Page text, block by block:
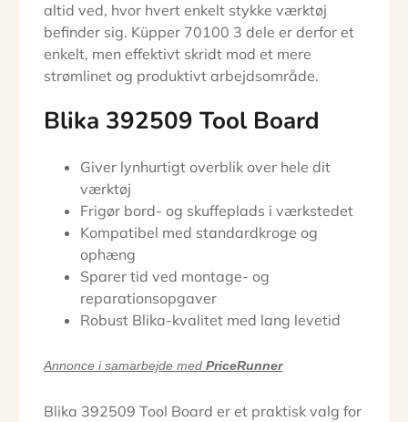
altid ved, hvor hvert enkelt stykke værktøj
befinder sig. Küpper 70100 3 dele er derfor et
enkelt, men effektivt skridt mod et mere
strømlinet og produktivt arbejdsområde.
Blika 392509 Tool Board
Giver lynhurtigt overblik over hele dit
værktøj
Frigør bord- og skuffeplads i værkstedet
Kompatibel med standardkroge og
ophæng
Sparer tid ved montage- og
reparationsopgaver
Robust Blika-kvalitet med lang levetid
Annonce i samarbejde med PriceRunner
Blika 392509 Tool Board er et praktisk valg for